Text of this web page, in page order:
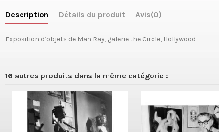
Description Détails du produit Avis(0)
Exposition d’objets de Man Ray, galerie the Circle, Hollywood
16 autres produits dans la même catégorie :